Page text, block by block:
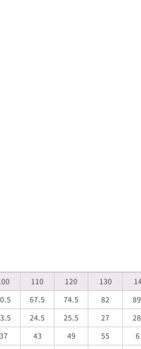
110 120 130
67.5 74.5 82
24.5 25.5 27
37 43 49 55